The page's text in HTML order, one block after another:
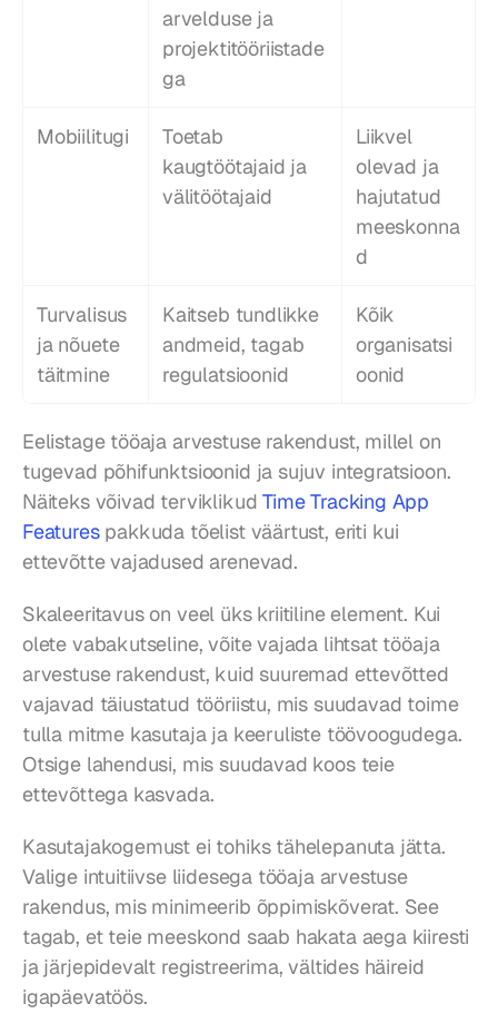
arvelduse ja
projektitööriistade
ga
Mobiilitugi
Toetab
kaugtöötajaid ja
välitöötajaid
Liikvel
olevad ja
hajutatud
meeskonna
d
Turvalisus
ja nõuete
täitmine
Kaitseb tundlikke
andmeid, tagab
regulatsioonid
Kõik
organisatsi
oonid
Eelistage tööaja arvestuse rakendust, millel on
tugevad põhifunktsioonid ja sujuv integratsioon.
Näiteks võivad terviklikud Time Tracking App
Features pakkuda tõelist väärtust, eriti kui
ettevõtte vajadused arenevad.
Skaleeritavus on veel üks kriitiline element. Kui
olete vabakutseline, võite vajada lihtsat tööaja
arvestuse rakendust, kuid suuremad ettevõtted
vajavad täiustatud tööriistu, mis suudavad toime
tulla mitme kasutaja ja keeruliste töövoogudega.
Otsige lahendusi, mis suudavad koos teie
ettevõttega kasvada.
Kasutajakogemust ei tohiks tähelepanuta jätta.
Valige intuitiivse liidesega tööaja arvestuse
rakendus, mis minimeerib õppimiskõverat. See
tagab, et teie meeskond saab hakata aega kiiresti
ja järjepidevalt registreerima, vältides häireid
igapäevatöös.